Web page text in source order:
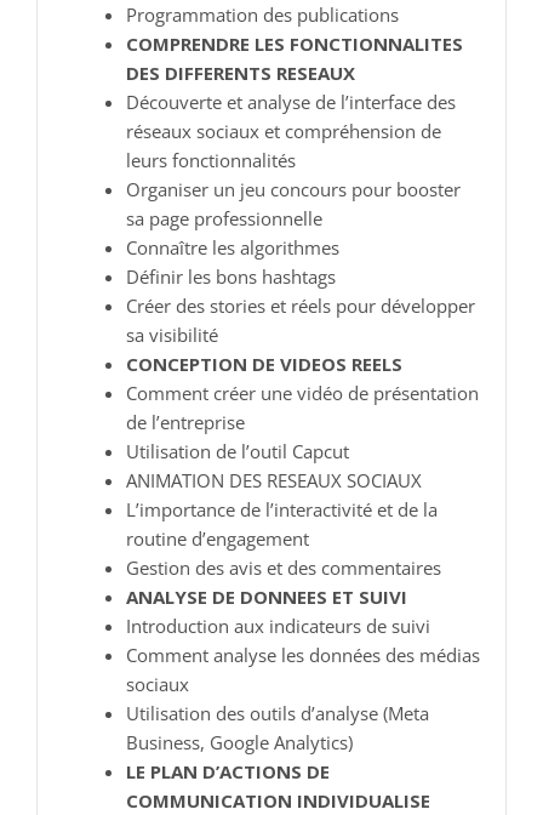
Programmation des publications
COMPRENDRE LES FONCTIONNALITES
DES DIFFERENTS RESEAUX
Découverte et analyse de l’interface des
réseaux sociaux et compréhension de
leurs fonctionnalités
Organiser un jeu concours pour booster
sa page professionnelle
Connaître les algorithmes
Définir les bons hashtags
Créer des stories et réels pour développer
sa visibilité
CONCEPTION DE VIDEOS REELS
Comment créer une vidéo de présentation
de l’entreprise
Utilisation de l’outil Capcut
ANIMATION DES RESEAUX SOCIAUX
L’importance de l’interactivité et de la
routine d’engagement
Gestion des avis et des commentaires
ANALYSE DE DONNEES ET SUIVI
Introduction aux indicateurs de suivi
Comment analyse les données des médias
sociaux
Utilisation des outils d’analyse (Meta
Business, Google Analytics)
LE PLAN D’ACTIONS DE
COMMUNICATION INDIVIDUALISE